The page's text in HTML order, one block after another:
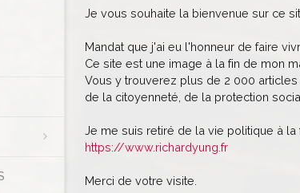
Je vous souhaite la bienvenue sur ce
Mandat que j'ai eu l'honneur de faire
Ce site est une image à la fin de mon
Vous y trouverez plus de 2 000
de la citoyenneté, de la protection
Je me suis retiré de la vie politique à
https://www.richardyung.fr
Merci de votre visite.